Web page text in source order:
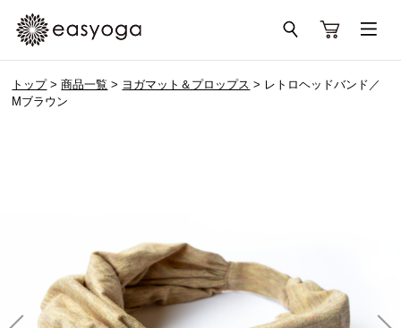
トップ>商品一覧 > ヨガマット＆プロップス > レトロヘッドバンド／
Mブラウン